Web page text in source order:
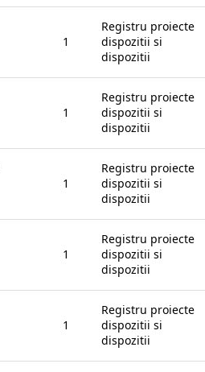
1
Registru proiecte
dispozitii si
dispozitii
1
Registru proiecte
dispozitii si
dispozitii
1
Registru proiecte
dispozitii si
dispozitii
1
Registru proiecte
dispozitii si
dispozitii
1
Registru proiecte
dispozitii si
dispozitii